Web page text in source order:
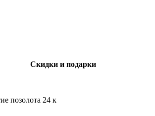
Скидки и подарки
позолота 24 к